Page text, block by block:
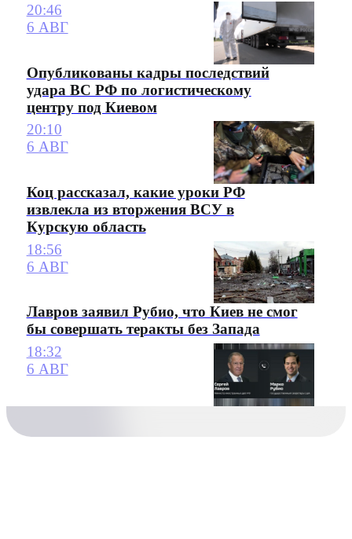
20:46
6 АВГ
Опубликованы кадры последствий
удара ВС РФ по логистическому
центру под Киевом
20:10
6 АВГ
Коц рассказал, какие уроки РФ
извлекла из вторжения ВСУ в
Курскую область
18:56
6 АВГ
Лавров заявил Рубио, что Киев не смог
бы совершать теракты без Запада
18:32
6 АВГ